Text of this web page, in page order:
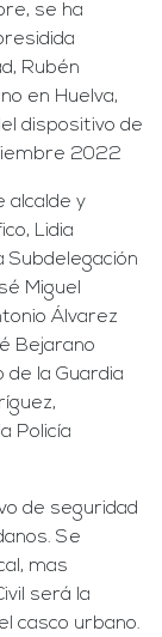
se ha
Rubén
en Huelva,
dispositivo de
2022
alcalde y
Lidia
Subdelegación
Miguel
Álvarez
Bejarano
de la Guardia
Policía
de seguridad
Se
mas
será la
casco urbano.